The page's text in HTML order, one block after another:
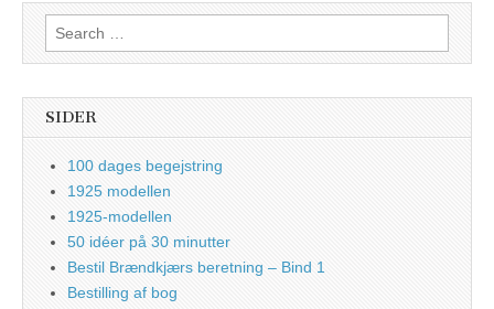
Search
for:
SIDER
100 dages begejstring
1925 modellen
1925-modellen
50 idéer på 30 minutter
Bestil Brændkjærs beretning – Bind 1
Bestilling af bog